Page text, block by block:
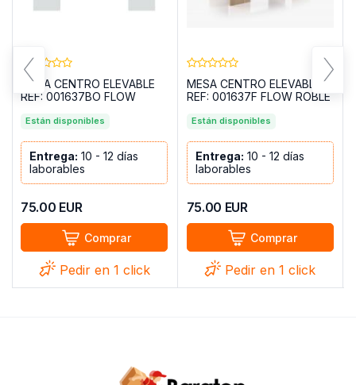
MESA CENTRO ELEVABLE
REF: 001637BO FLOW
Están disponibles
Entrega: 10 - 12 días
laborables
75.00 EUR
Comprar
Pedir en 1 click
MESA CENTRO ELEVABLE
REF: 001637F FLOW ROBLE
Están disponibles
Entrega: 10 - 12 días
laborables
75.00 EUR
Comprar
Pedir en 1 click